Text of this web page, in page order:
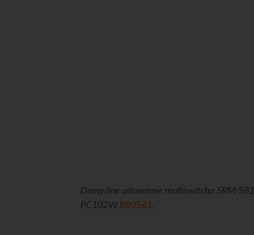
Domyślne ustawienie multiswitcha SRM-581
PC102W R80561.